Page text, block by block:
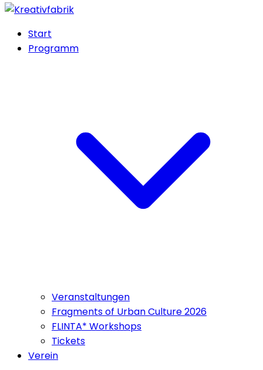
Start
Programm
Veranstaltungen
Fragments of Urban Culture 2026
FLINTA* Workshops
Tickets
Verein